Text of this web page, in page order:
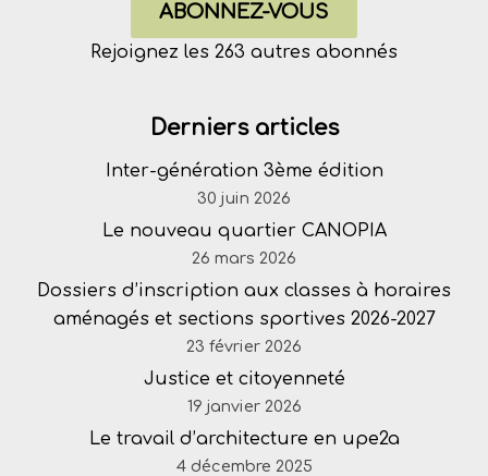
ABONNEZ-VOUS
Rejoignez les 263 autres abonnés
Derniers articles
Inter-génération 3ème édition
30 juin 2026
Le nouveau quartier CANOPIA
26 mars 2026
Dossiers d’inscription aux classes à horaires
aménagés et sections sportives 2026-2027
23 février 2026
Justice et citoyenneté
19 janvier 2026
Le travail d’architecture en upe2a
4 décembre 2025